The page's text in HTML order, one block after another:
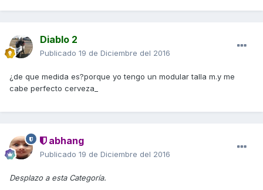
Diablo 2
Publicado 19 de Diciembre del 2016
¿de que medida es?porque yo tengo un modular talla m.y me
cabe perfecto cerveza_
abhang
Publicado 19 de Diciembre del 2016
Desplazo a esta Categoría.